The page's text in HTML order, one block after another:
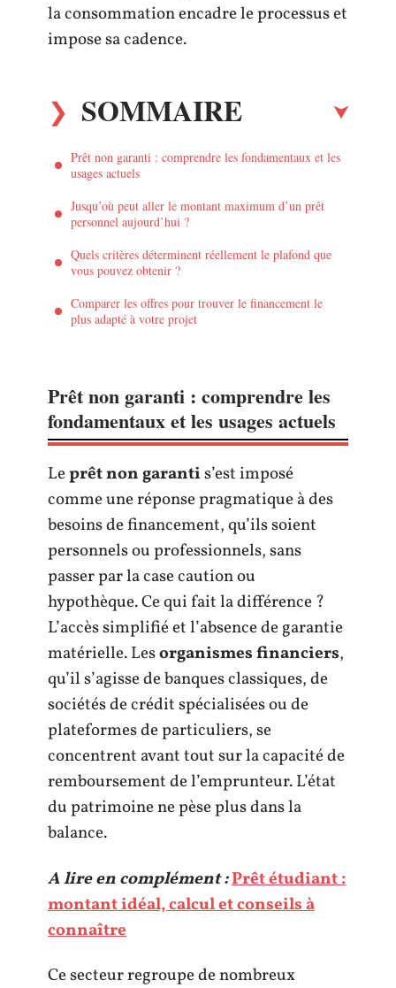
la consommation encadre le processus et
impose sa cadence.
SOMMAIRE
Prêt non garanti : comprendre les fondamentaux et les
usages actuels
Jusqu’où peut aller le montant maximum d’un prêt
personnel aujourd’hui ?
Quels critères déterminent réellement le plafond que
vous pouvez obtenir ?
Comparer les offres pour trouver le financement le
plus adapté à votre projet
Prêt non garanti : comprendre les
fondamentaux et les usages actuels
Leprêt non garantis’est imposé
comme une réponse pragmatique à des
besoins de financement, qu’ils soient
personnels ou professionnels, sans
passer par la case caution ou
hypothèque. Ce qui fait la différence ?
L’accès simplifié et l’absence de garantie
matérielle. Lesorganismes financiers,
qu’il s’agisse de banques classiques, de
sociétés de crédit spécialisées ou de
plateformes de particuliers, se
concentrent avant tout sur la capacité de
remboursement de l’emprunteur. L’état
du patrimoine ne pèse plus dans la
balance.
A lire en complément :Prêt étudiant :
montant idéal, calcul et conseils à
connaître
Ce secteur regroupe de nombreux